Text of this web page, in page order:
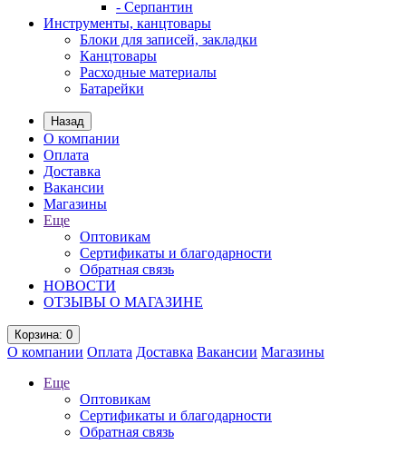
- Серпантин
Инструменты, канцтовары
Блоки для записей, закладки
Канцтовары
Расходные материалы
Батарейки
Назад
О компании
Оплата
Доставка
Вакансии
Магазины
Еще
Оптовикам
Сертификаты и благодарности
Обратная связь
НОВОСТИ
ОТЗЫВЫ О МАГАЗИНЕ
Корзина: 0
О компании Оплата Доставка Вакансии Магазины
Еще
Оптовикам
Сертификаты и благодарности
Обратная связь